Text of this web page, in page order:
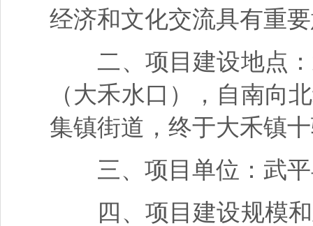
经济和文化交流具有重
二、项目建设地点：
（大禾水口），自南向
集镇街道，终于大禾镇
三、项目单位：武平
四、项目建设规模和